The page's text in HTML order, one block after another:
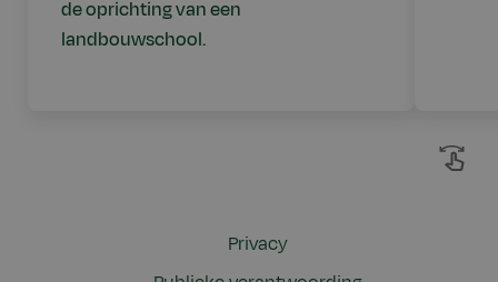
de oprichting van een
landbouwschool.
Privacy